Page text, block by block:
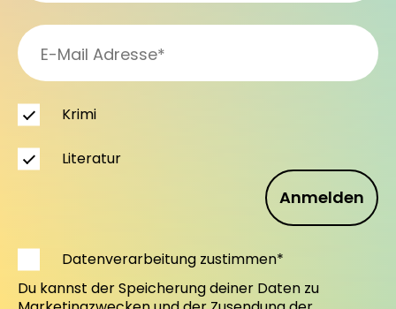
Anmelden
Krimi
Literatur
Datenverarbeitung zustimmen*
Du kannst der Speicherung deiner Daten zu